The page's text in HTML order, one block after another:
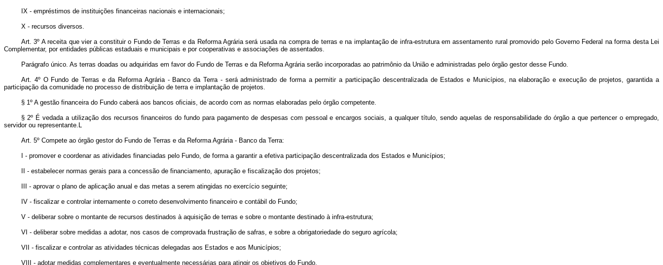
IX - empréstimos de instituições financeiras nacionais e internacionais;
X - recursos diversos.
Art. 3º A receita que vier a constituir o Fundo de Terras e da Reforma Agrária será usada na compra de terras e na implantação de infra-estrutura em assentamento rural promovido pelo Governo Federal na forma desta Lei
Complementar, por entidades públicas estaduais e municipais e por cooperativas e associações de assentados.
Parágrafo único. As terras doadas ou adquiridas em favor do Fundo de Terras e da Reforma Agrária serão incorporadas ao patrimônio da União e administradas pelo órgão gestor desse Fundo.
Art. 4º O Fundo de Terras e da Reforma Agrária - Banco da Terra - será administrado de forma a permitir a participação descentralizada de Estados e Municípios, na elaboração e execução de projetos, garantida a
participação da comunidade no processo de distribuição de terra e implantação de projetos.
§ 1º A gestão financeira do Fundo caberá aos bancos oficiais, de acordo com as normas elaboradas pelo órgão competente.
§ 2º É vedada a utilização dos recursos financeiros do fundo para pagamento de despesas com pessoal e encargos sociais, a qualquer título, sendo aquelas de responsabilidade do órgão a que pertencer o empregado,
servidor ou representante.L
Art. 5º Compete ao órgão gestor do Fundo de Terras e da Reforma Agrária - Banco da Terra:
I - promover e coordenar as atividades financiadas pelo Fundo, de forma a garantir a efetiva participação descentralizada dos Estados e Municípios;
II - estabelecer normas gerais para a concessão de financiamento, apuração e fiscalização dos projetos;
III - aprovar o plano de aplicação anual e das metas a serem atingidas no exercício seguinte;
IV - fiscalizar e controlar internamente o correto desenvolvimento financeiro e contábil do Fundo;
V - deliberar sobre o montante de recursos destinados à aquisição de terras e sobre o montante destinado à infra-estrutura;
VI - deliberar sobre medidas a adotar, nos casos de comprovada frustração de safras, e sobre a obrigatoriedade do seguro agrícola;
VII - fiscalizar e controlar as atividades técnicas delegadas aos Estados e aos Municípios;
VIII - adotar medidas complementares e eventualmente necessárias para atingir os objetivos do Fundo.